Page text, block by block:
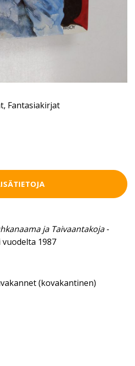
, Fantasiakirjat
ja Taivaantakoja-
1987
(kovakantinen)